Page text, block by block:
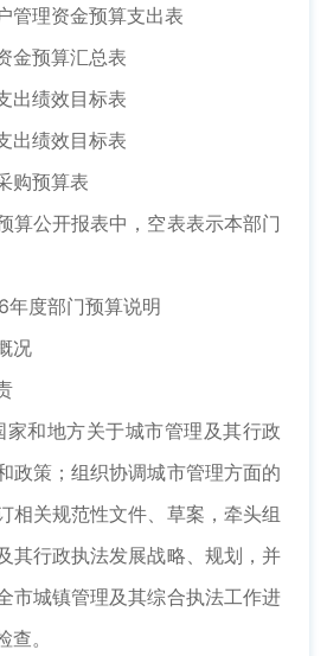
理资金预算支出表
预算汇总表
绩效目标表
绩效目标表
预算表
公开报表中，空表表示本部门
度部门预算说明
况
和地方关于城市管理及其行政
政策；组织协调城市管理方面的
相关规范性文件、草案，牵头组
其行政执法发展战略、规划，并
市城镇管理及其综合执法工作进
。